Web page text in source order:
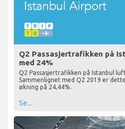
Q2 Passasjertrafikken på
med 24%
Q2 Passasjertrafikken på Istanbul
Sammenlignet med Q2 2019 er
økning på 24,44%.
Se...